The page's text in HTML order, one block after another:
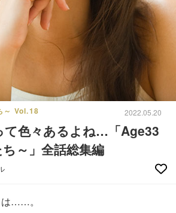
～ Vol.18 2022.05.20
て色々あるよね…「Age33
～」全話総集編
……。